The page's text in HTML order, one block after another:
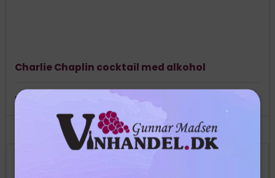
Charlie Chaplin cocktail med alkohol
Nok til ca. 20 drinks